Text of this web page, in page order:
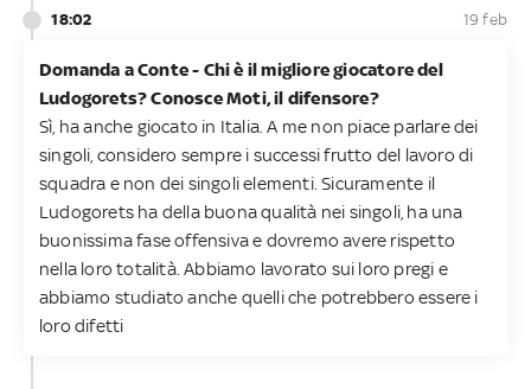
18:02 19 feb
Domanda a Conte - Chi è il migliore giocatore del
Ludogorets? Conosce Moti, il difensore?
Sì, ha anche giocato in Italia. A me non piace parlare dei
singoli, considero sempre i successi frutto del lavoro di
squadra e non dei singoli elementi. Sicuramente il
Ludogorets ha della buona qualità nei singoli, ha una
buonissima fase offensiva e dovremo avere rispetto
nella loro totalità. Abbiamo lavorato sui loro pregi e
abbiamo studiato anche quelli che potrebbero essere i
loro difetti